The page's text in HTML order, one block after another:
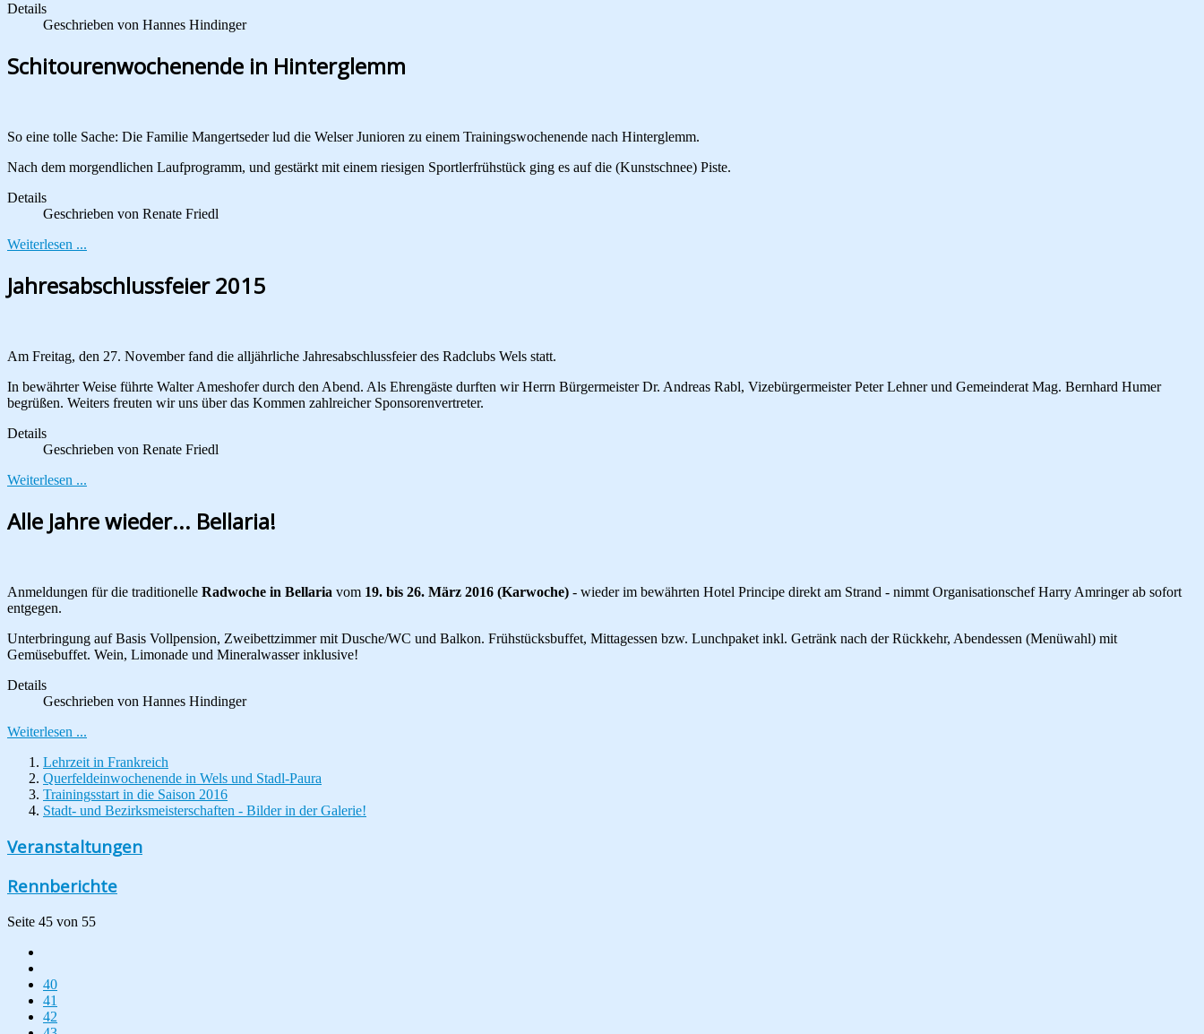
Details
Geschrieben von Hannes Hindinger
Schitourenwochenende in Hinterglemm
So eine tolle Sache: Die Familie Mangertseder lud die Welser Junioren zu einem Trainingswochenende nach Hinterglemm.
Nach dem morgendlichen Laufprogramm, und gestärkt mit einem riesigen Sportlerfrühstück ging es auf die (Kunstschnee) Piste.
Details
Geschrieben von Renate Friedl
Weiterlesen ...
Jahresabschlussfeier 2015
Am Freitag, den 27. November fand die alljährliche Jahresabschlussfeier des Radclubs Wels statt.
In bewährter Weise führte Walter Ameshofer durch den Abend. Als Ehrengäste durften wir Herrn Bürgermeister Dr. Andreas Rabl, Vizebürgermeister Peter Lehner und Gemeinderat Mag. Bernhard Humer
begrüßen. Weiters freuten wir uns über das Kommen zahlreicher Sponsorenvertreter.
Details
Geschrieben von Renate Friedl
Weiterlesen ...
Alle Jahre wieder... Bellaria!
Anmeldungen für die traditionelle Radwoche in Bellaria vom 19. bis 26. März 2016 (Karwoche) - wieder im bewährten Hotel Principe direkt am Strand - nimmt Organisationschef Harry Amringer ab sofort
entgegen.
Unterbringung auf Basis Vollpension, Zweibettzimmer mit Dusche/WC und Balkon. Frühstücksbuffet, Mittagessen bzw. Lunchpaket inkl. Getränk nach der Rückkehr, Abendessen (Menüwahl) mit
Gemüsebuffet. Wein, Limonade und Mineralwasser inklusive!
Details
Geschrieben von Hannes Hindinger
Weiterlesen ...
Lehrzeit in Frankreich
Querfeldeinwochenende in Wels und Stadl-Paura
Trainingsstart in die Saison 2016
Stadt- und Bezirksmeisterschaften - Bilder in der Galerie!
Veranstaltungen
Rennberichte
Seite 45 von 55
40
41
42